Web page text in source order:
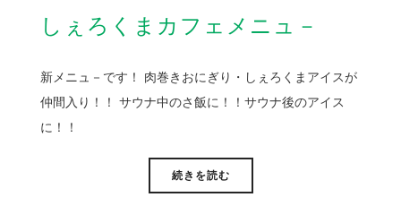
しぇろくまカフェメニュ－
新メニュ－です！ 肉巻きおにぎり・しぇろくまアイスが
仲間入り！！ サウナ中のさ飯に！！サウナ後のアイス
に！！
続きを読む